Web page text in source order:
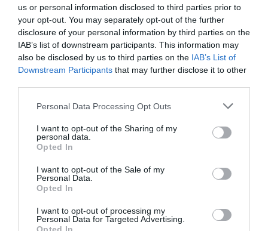
us or personal information disclosed to third parties prior to
your opt-out. You may separately opt-out of the further
disclosure of your personal information by third parties on the
IAB’s list of downstream participants. This information may
also be disclosed by us to third parties on the IAB’s List of
Downstream Participants that may further disclose it to other
Personal Data Processing Opt Outs
I want to opt-out of the Sharing of my
personal data.
Opted In
I want to opt-out of the Sale of my
Personal Data.
Opted In
I want to opt-out of processing my
Personal Data for Targeted Advertising.
LaLiga
Compartir
Imprimir